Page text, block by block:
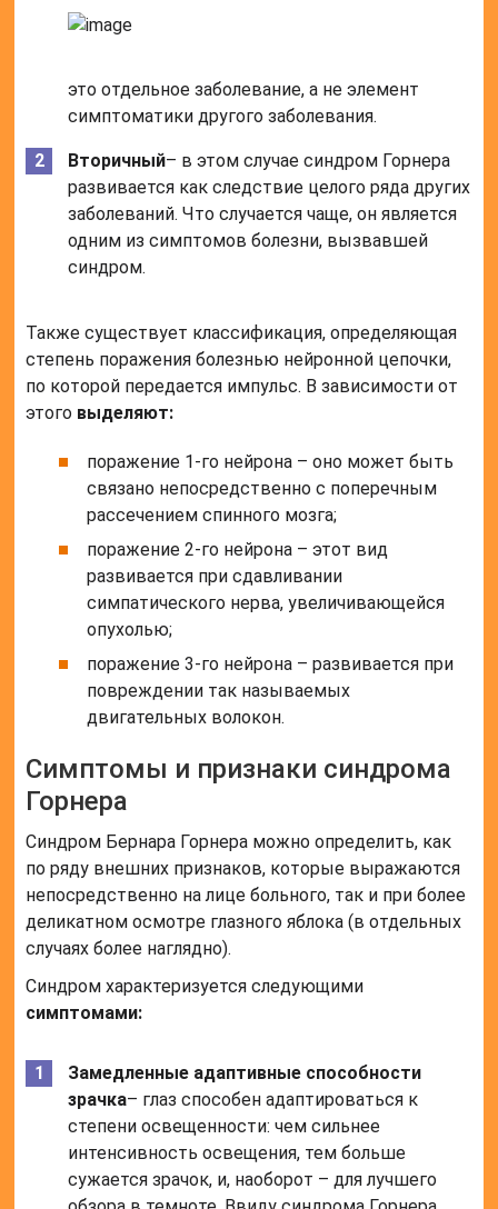
это отдельное заболевание, а не элемент
симптоматики другого заболевания.
Вторичный– в этом случае синдром Горнера
развивается как следствие целого ряда других
заболеваний. Что случается чаще, он является
одним из симптомов болезни, вызвавшей
синдром.
Также существует классификация, определяющая
степень поражения болезнью нейронной цепочки,
по которой передается импульс. В зависимости от
этого выделяют:
поражение 1-го нейрона – оно может быть
связано непосредственно с поперечным
рассечением спинного мозга;
поражение 2-го нейрона – этот вид
развивается при сдавливании
симпатического нерва, увеличивающейся
опухолью;
поражение 3-го нейрона – развивается при
повреждении так называемых
двигательных волокон.
Симптомы и признаки синдрома
Горнера
Синдром Бернара Горнера можно определить, как
по ряду внешних признаков, которые выражаются
непосредственно на лице больного, так и при более
деликатном осмотре глазного яблока (в отдельных
случаях более наглядно).
Синдром характеризуется следующими
симптомами:
Замедленные адаптивные способности
зрачка– глаз способен адаптироваться к
степени освещенности: чем сильнее
интенсивность освещения, тем больше
сужается зрачок, и, наоборот – для лучшего